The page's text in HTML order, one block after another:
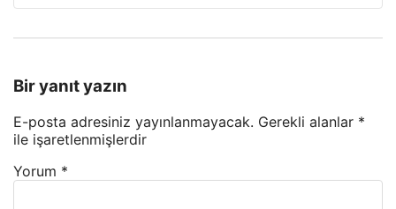
Bir yanıt yazın
E-posta adresiniz yayınlanmayacak. Gerekli alanlar *
ile işaretlenmişlerdir
Yorum *